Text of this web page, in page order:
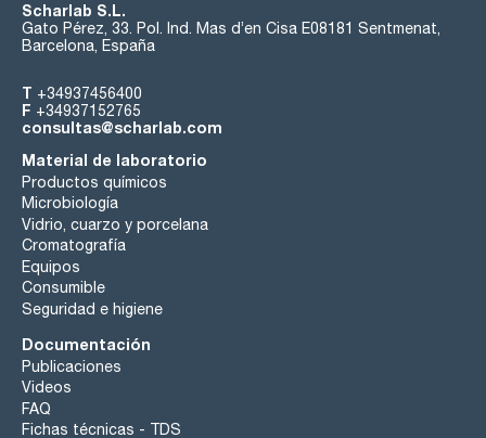
Scharlab S.L.
Gato Pérez, 33. Pol. Ind. Mas d’en Cisa E08181 Sentmenat,
Barcelona, España
T +34937456400
F +34937152765
consultas@scharlab.com
Material de laboratorio
Productos químicos
Microbiología
Vidrio, cuarzo y porcelana
Cromatografía
Equipos
Consumible
Seguridad e higiene
Documentación
Publicaciones
Videos
FAQ
Fichas técnicas - TDS